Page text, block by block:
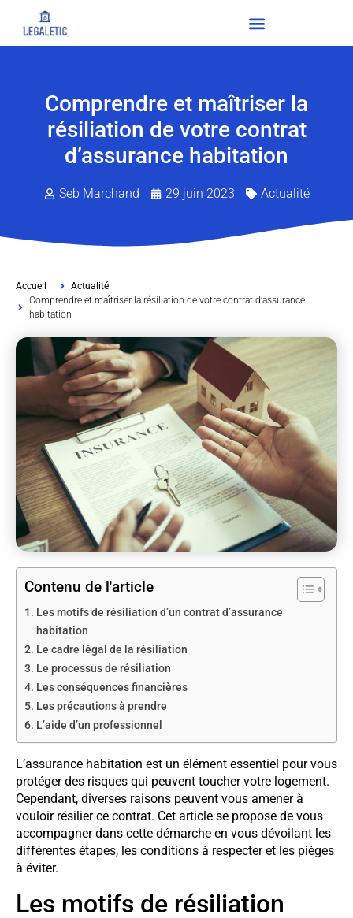
Comprendre et maîtriser la
résiliation de votre contrat
d’assurance habitation
Seb Marchand 29 juin 2023 Actualité
Accueil
Actualité
Comprendre et maîtriser la résiliation de votre contrat d’assurance
habitation
Contenu de l'article
Les motifs de résiliation d’un contrat d’assurance
habitation
Le cadre légal de la résiliation
Le processus de résiliation
Les conséquences financières
Les précautions à prendre
L’aide d’un professionnel
L’assurance habitation est un élément essentiel pour vous
protéger des risques qui peuvent toucher votre logement.
Cependant, diverses raisons peuvent vous amener à
vouloir résilier ce contrat. Cet article se propose de vous
accompagner dans cette démarche en vous dévoilant les
différentes étapes, les conditions à respecter et les pièges
à éviter.
Les motifs de résiliation